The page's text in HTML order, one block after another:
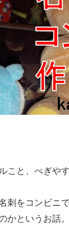
こと、べぎやす
刺をコンビニ
かというお話。